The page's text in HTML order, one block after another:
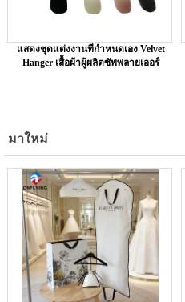
แสดงชุดแต่งงานที่กำหนดเอง Velvet
Hanger เสื้อผ้าผู้ผลิตซัพพลายเออร์
มาใหม่